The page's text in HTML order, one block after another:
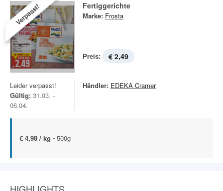
Verpasst! Fertiggerichte
Marke: Frosta
Preis: € 2,49
Leider verpasst!
Gültig: 31.03. -
06.04.
Händler: EDEKA Cramer
€ 4,98 / kg - 500g